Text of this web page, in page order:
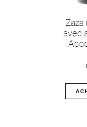
Zaza
avec